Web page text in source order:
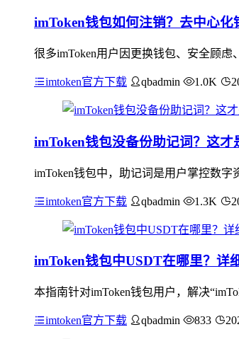
imToken钱包如何注销？去中心化
很多imToken用户因更换钱包、安全顾
imtoken官方下载 qbadmin 1.0K
imToken钱包没备份助记词？这
imToken钱包中，助记词是用户掌控数
imtoken官方下载 qbadmin 1.3K
imToken钱包中USDT在哪里？详
本指南针对imToken钱包用户，解决
imtoken官方下载 qbadmin 833